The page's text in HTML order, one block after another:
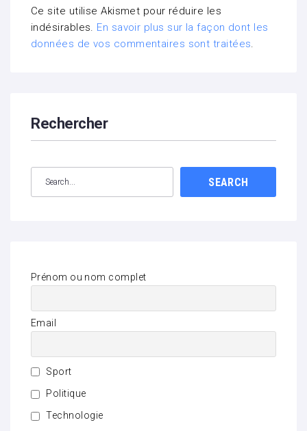
Ce site utilise Akismet pour réduire les
indésirables. En savoir plus sur la façon dont les
données de vos commentaires sont traitées.
Rechercher
SEARCH
Prénom ou nom complet
Email
Sport
Politique
Technologie